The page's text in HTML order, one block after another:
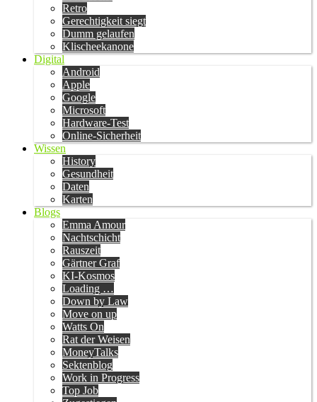
Retro
Gerechtigkeit siegt
Dumm gelaufen
Klischeekanone
Digital
Android
Apple
Google
Microsoft
Hardware-Test
Online-Sicherheit
Wissen
History
Gesundheit
Daten
Karten
Blogs
Emma Amour
Nachtschicht
Rauszeit
Gärtner Graf
KI-Kosmos
Loading …
Down by Law
Move on up
Watts On
Rat der Weisen
MoneyTalks
Sektenblog
Work in Progress
Top Job